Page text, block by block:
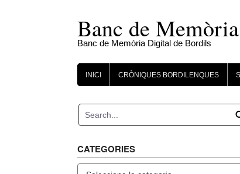
Banc de
Banc de Memòria Digital de Bordils
INICI CRÒNIQUES BORDILENQUES
CATEGORIES